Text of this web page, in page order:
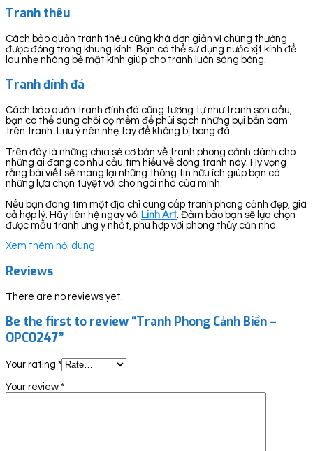
Tranh thêu
Cách bảo quản tranh thêu cũng khá đơn giản vì chúng thường
được đóng trong khung kính. Bạn có thể sử dụng nước xịt kính để
lau nhẹ nhàng bề mặt kính giúp cho tranh luôn sáng bóng.
Tranh đính đá
Cách bảo quản tranh đính đá cũng tương tự như tranh sơn dầu,
bạn có thể dùng chổi cọ mềm để phủi sạch những bụi bẩn bám
trên tranh. Lưu ý nên nhẹ tay để không bị bong đá.
Trên đây là những chia sẻ cơ bản về tranh phong cảnh dành cho
những ai đang có nhu cầu tìm hiểu về dòng tranh này. Hy vọng
rằng bài viết sẽ mang lại những thông tin hữu ích giúp bạn có
những lựa chọn tuyệt vời cho ngôi nhà của mình.
Nếu bạn đang tìm một địa chỉ cung cấp tranh phong cảnh đẹp, giá
cả hợp lý. Hãy liên hệ ngay với Linh Art . Đảm bảo bạn sẽ lựa chọn
được mẫu tranh ưng ý nhất, phù hợp với phong thủy căn nhà.
Xem thêm nội dung
Reviews
There are no reviews yet.
Be the first to review “Tranh Phong Cảnh Biển –
OPC0247”
Your rating *
Your review *